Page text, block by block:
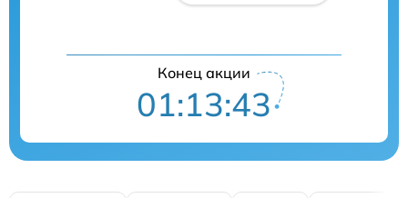
Конец акции
01:13:42